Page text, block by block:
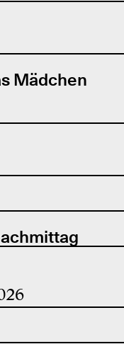
Mädchen